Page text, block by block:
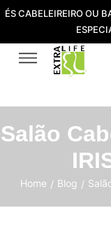
ÉS CABELEIREIRO OU
Salão
Home / Blog /